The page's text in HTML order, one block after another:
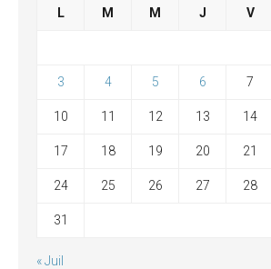
L M M J V
3 4 5 6 7
10 11 12 13 14
17 18 19 20 21
24 25 26 27 28
31
« Juil